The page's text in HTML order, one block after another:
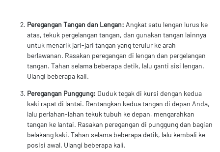
Peregangan Tangan dan Lengan: Angkat satu lengan lurus ke
atas, tekuk pergelangan tangan, dan gunakan tangan lainnya
untuk menarik jari-jari tangan yang terulur ke arah
berlawanan. Rasakan peregangan di lengan dan pergelangan
tangan. Tahan selama beberapa detik, lalu ganti sisi lengan.
Ulangi beberapa kali.
Peregangan Punggung: Duduk tegak di kursi dengan kedua
kaki rapat di lantai. Rentangkan kedua tangan di depan Anda,
lalu perlahan-lahan tekuk tubuh ke depan, mengarahkan
tangan ke lantai. Rasakan peregangan di punggung dan bagian
belakang kaki. Tahan selama beberapa detik, lalu kembali ke
posisi awal. Ulangi beberapa kali.